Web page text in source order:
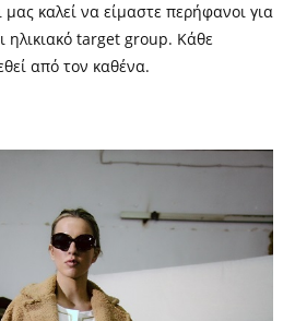
καλεί να είμαστε περήφανοι για
target group. Κάθε
από τον καθένα.